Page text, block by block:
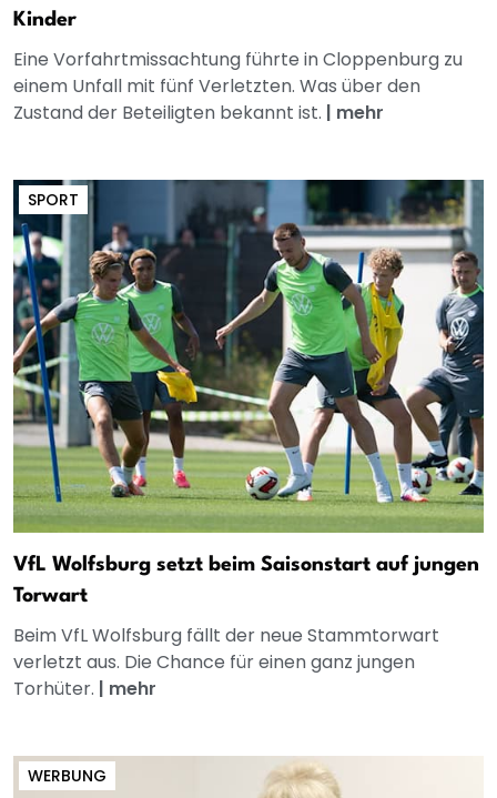
Kinder
Eine Vorfahrtmissachtung führte in Cloppenburg zu
einem Unfall mit fünf Verletzten. Was über den
Zustand der Beteiligten bekannt ist. | mehr
SPORT
VfL Wolfsburg setzt beim Saisonstart auf jungen
Torwart
Beim VfL Wolfsburg fällt der neue Stammtorwart
verletzt aus. Die Chance für einen ganz jungen
Torhüter. | mehr
WERBUNG